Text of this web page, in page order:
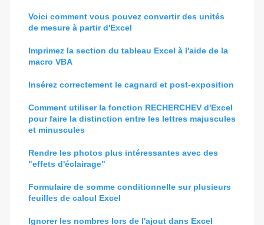
Voici comment vous pouvez convertir des unités
de mesure à partir d'Excel
Imprimez la section du tableau Excel à l'aide de la
macro VBA
Insérez correctement le cagnard et post-exposition
Comment utiliser la fonction RECHERCHEV d'Excel
pour faire la distinction entre les lettres majuscules
et minuscules
Rendre les photos plus intéressantes avec des
"effets d'éclairage"
Formulaire de somme conditionnelle sur plusieurs
feuilles de calcul Excel
Ignorer les nombres lors de l'ajout dans Excel